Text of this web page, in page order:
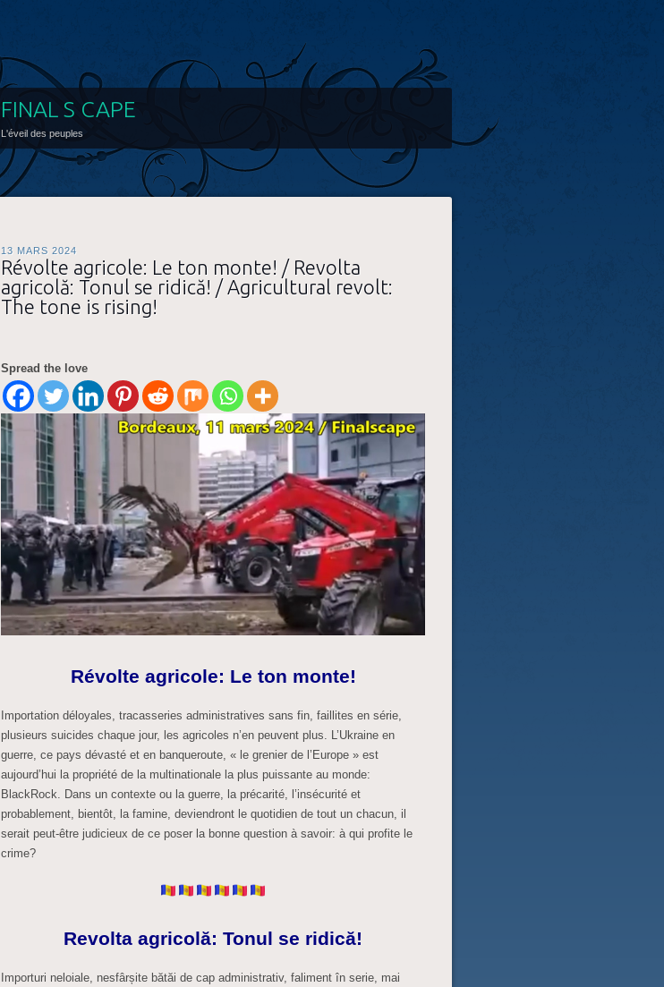
FINAL S CAPE
L'éveil des peuples
13 MARS 2024
Révolte agricole: Le ton monte! / Revolta
agricolă: Tonul se ridică! / Agricultural revolt:
The tone is rising!
Spread the love
Révolte agricole: Le ton monte!
Importation déloyales, tracasseries administratives sans fin, faillites en série,
plusieurs suicides chaque jour, les agricoles n’en peuvent plus. L’Ukraine en
guerre, ce pays dévasté et en banqueroute, « le grenier de l’Europe » est
aujourd’hui la propriété de la multinationale la plus puissante au monde:
BlackRock. Dans un contexte ou la guerre, la précarité, l’insécurité et
probablement, bientôt, la famine, deviendront le quotidien de tout un chacun, il
serait peut-être judicieux de ce poser la bonne question à savoir: à qui profite le
crime?
Revolta agricolă: Tonul se ridică!
Importuri neloiale, nesfârșite bătăi de cap administrativ, faliment în serie, mai